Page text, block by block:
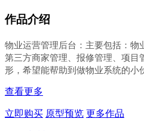
作品介绍
物业运营管理后台：主要包括：物
第三方商家管理、报修管理、项目
形，希望能帮助到做物业系统的小
查看更多
立即购买 原型预览 更多作品